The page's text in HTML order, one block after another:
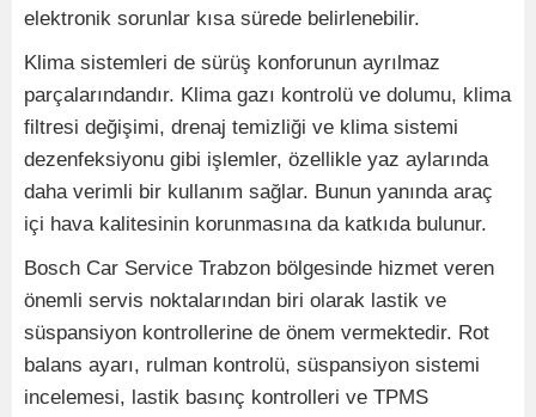
elektronik sorunlar kısa sürede belirlenebilir.
Klima sistemleri de sürüş konforunun ayrılmaz
parçalarındandır. Klima gazı kontrolü ve dolumu, klima
filtresi değişimi, drenaj temizliği ve klima sistemi
dezenfeksiyonu gibi işlemler, özellikle yaz aylarında
daha verimli bir kullanım sağlar. Bunun yanında araç
içi hava kalitesinin korunmasına da katkıda bulunur.
Bosch Car Service Trabzon bölgesinde hizmet veren
önemli servis noktalarından biri olarak lastik ve
süspansiyon kontrollerine de önem vermektedir. Rot
balans ayarı, rulman kontrolü, süspansiyon sistemi
incelemesi, lastik basınç kontrolleri ve TPMS